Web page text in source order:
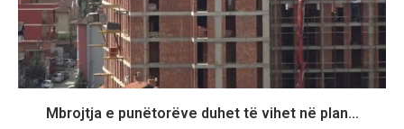
Mbrojtja e punëtorëve duhet të vihet në plan...